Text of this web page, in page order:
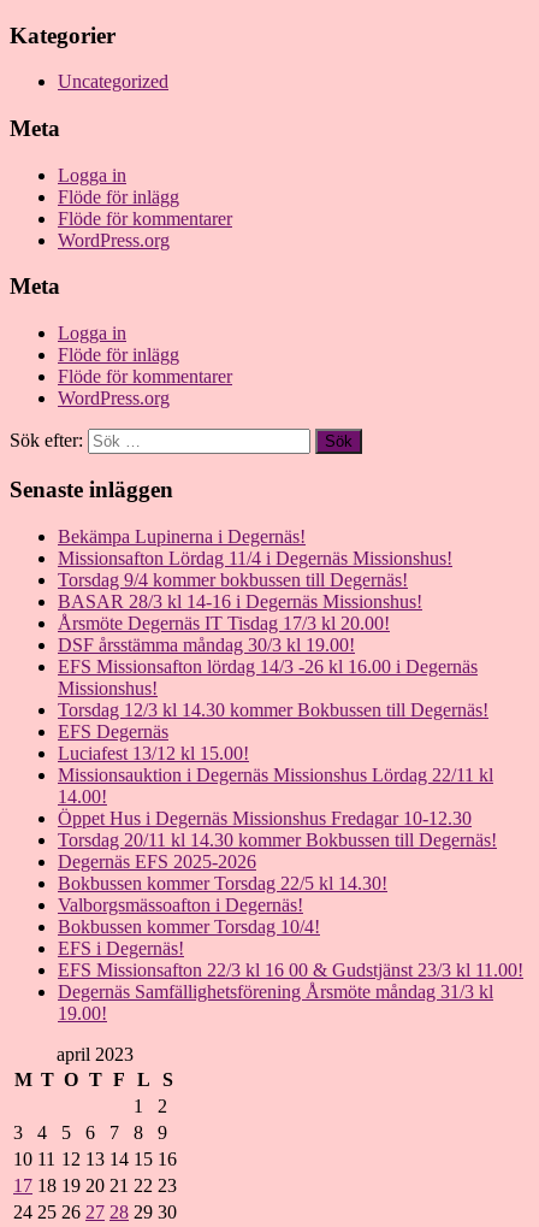
Kategorier
Uncategorized
Meta
Logga in
Flöde för inlägg
Flöde för kommentarer
WordPress.org
Meta
Logga in
Flöde för inlägg
Flöde för kommentarer
WordPress.org
Sök efter:
Senaste inläggen
Bekämpa Lupinerna i Degernäs!
Missionsafton Lördag 11/4 i Degernäs Missionshus!
Torsdag 9/4 kommer bokbussen till Degernäs!
BASAR 28/3 kl 14-16 i Degernäs Missionshus!
Årsmöte Degernäs IT Tisdag 17/3 kl 20.00!
DSF årsstämma måndag 30/3 kl 19.00!
EFS Missionsafton lördag 14/3 -26 kl 16.00 i Degernäs
Missionshus!
Torsdag 12/3 kl 14.30 kommer Bokbussen till Degernäs!
EFS Degernäs
Luciafest 13/12 kl 15.00!
Missionsauktion i Degernäs Missionshus Lördag 22/11 kl
14.00!
Öppet Hus i Degernäs Missionshus Fredagar 10-12.30
Torsdag 20/11 kl 14.30 kommer Bokbussen till Degernäs!
Degernäs EFS 2025-2026
Bokbussen kommer Torsdag 22/5 kl 14.30!
Valborgsmässoafton i Degernäs!
Bokbussen kommer Torsdag 10/4!
EFS i Degernäs!
EFS Missionsafton 22/3 kl 16 00 & Gudstjänst 23/3 kl 11.00!
Degernäs Samfällighetsförening Årsmöte måndag 31/3 kl
19.00!
april 2023
M T O T F L
S
1
2
3
4 5 6 7 8
9
10 11 12 13 14 15 16
17 18 19 20 21 22 23
24 25 26 27 28 29 30